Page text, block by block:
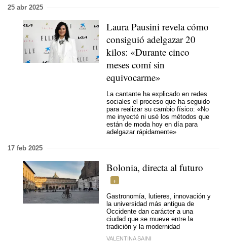
25 abr 2025
Laura Pausini revela cómo
consiguió adelgazar 20
kilos: «Durante cinco
meses comí sin
equivocarme»
La cantante ha explicado en redes
sociales el proceso que ha seguido
para realizar su cambio físico: «No
me inyecté ni usé los métodos que
están de moda hoy en día para
adelgazar rápidamente»
17 feb 2025
Bolonia, directa al futuro
Gastronomía, lutieres, innovación y
la universidad más antigua de
Occidente dan carácter a una
ciudad que se mueve entre la
tradición y la modernidad
VALENTINA SAINI